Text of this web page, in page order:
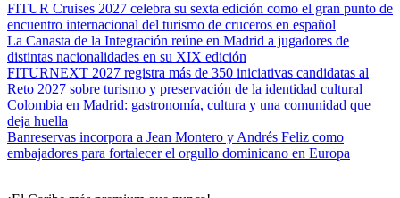
FITUR Cruises 2027 celebra su sexta edición como el gran punto de
encuentro internacional del turismo de cruceros en español
La Canasta de la Integración reúne en Madrid a jugadores de
distintas nacionalidades en su XIX edición
FITURNEXT 2027 registra más de 350 iniciativas candidatas al
Reto 2027 sobre turismo y preservación de la identidad cultural
Colombia en Madrid: gastronomía, cultura y una comunidad que
deja huella
Banreservas incorpora a Jean Montero y Andrés Feliz como
embajadores para fortalecer el orgullo dominicano en Europa